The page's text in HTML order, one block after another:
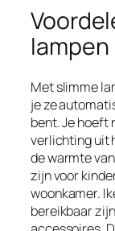
Met slimme
je ze
bent. Je hoeft
verlichting uit
de warmte
zijn voor
woonkamer.
bereikbaar